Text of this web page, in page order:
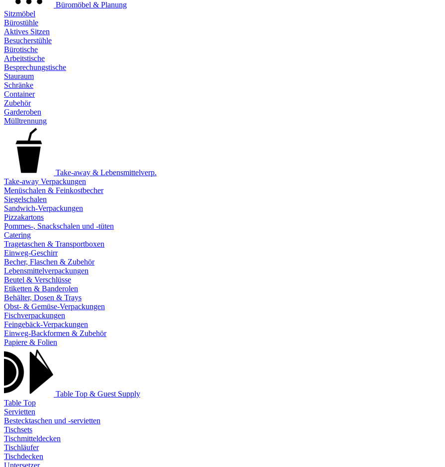
Büromöbel & Planung
Sitzmöbel
Bürostühle
Aktives Sitzen
Besucherstühle
Bürotische
Arbeitstische
Besprechungstische
Stauraum
Schränke
Container
Zubehör
Garderoben
Mülltrennung
Take-away & Lebensmittelverp.
Take-away Verpackungen
Menüschalen & Feinkostbecher
Siegelschalen
Sandwich-Verpackungen
Pizzakartons
Pommes-, Snackschalen und -tüten
Catering
Tragetaschen & Transportboxen
Einweg-Geschirr
Becher, Flaschen & Zubehör
Lebensmittelverpackungen
Beutel & Verschlüsse
Etiketten & Banderolen
Behälter, Dosen & Trays
Obst- & Gemüse-Verpackungen
Fischverpackungen
Feingebäck-Verpackungen
Einweg-Backformen & Zubehör
Papiere & Folien
Table Top & Guest Supply
Table Top
Servietten
Bestecktaschen und -servietten
Tischsets
Tischmitteldecken
Tischläufer
Tischdecken